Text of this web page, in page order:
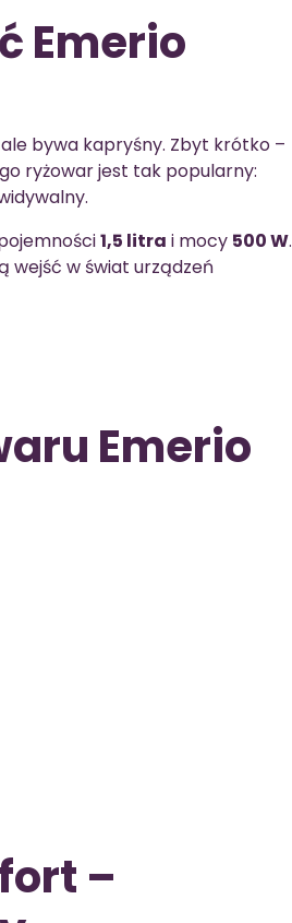
Emerio
bywa kapryśny. Zbyt krótko –
ryżowar jest tak popularny:
1,5 litra i mocy 500 W.
wejść w świat urządzeń
Emerio
–